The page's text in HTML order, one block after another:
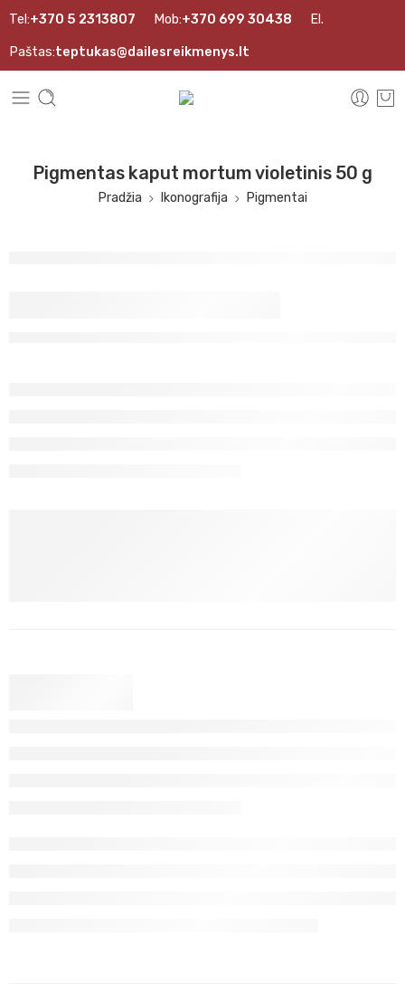
Tel:+370 5 2313807 Mob:+370 699 30438 El.
Paštas:teptukas@dailesreikmenys.lt
Pigmentas kaput mortum violetinis 50 g
Pradžia Ikonografija Pigmentai